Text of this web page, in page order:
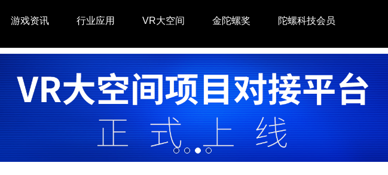
游戏资讯 行业应用 VR大空间 金陀螺奖 陀螺科技会员